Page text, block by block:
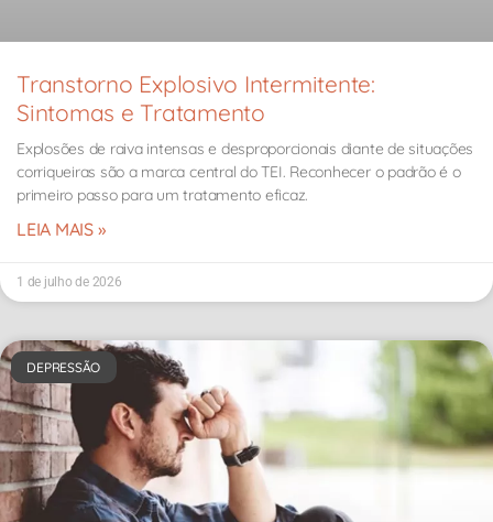
Transtorno Explosivo Intermitente:
Sintomas e Tratamento
Explosões de raiva intensas e desproporcionais diante de situações
corriqueiras são a marca central do TEI. Reconhecer o padrão é o
primeiro passo para um tratamento eficaz.
LEIA MAIS »
1 de julho de 2026
DEPRESSÃO